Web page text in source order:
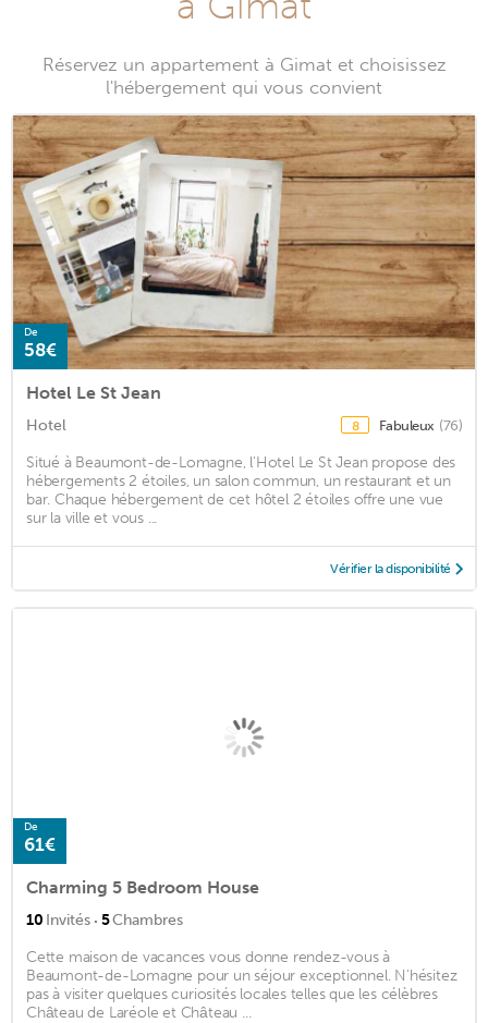
Réservez un appartement à Gimat et choisissez
l'hébergement qui vous convient
De
58€
Hotel Le St Jean
Hotel 8 Fabuleux (76)
Situé à Beaumont-de-Lomagne, l'Hotel Le St Jean propose des
hébergements 2 étoiles, un salon commun, un restaurant et un
bar. Chaque hébergement de cet hôtel 2 étoiles offre une vue
sur la ville et vous ...
Vérifier la disponibilité
De
61€
Charming 5 Bedroom House
10 Invités · 5Chambres
Cette maison de vacances vous donne rendez-vous à
Beaumont-de-Lomagne pour un séjour exceptionnel. N'hésitez
pas à visiter quelques curiosités locales telles que les célèbres
Château de Laréole et Château ...